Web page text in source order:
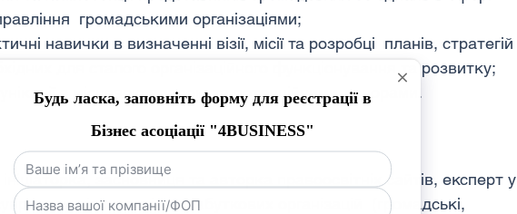
громадськими організаціями;
навички в визначенні візії, місії та розробці  планів, стратегій
для сталого організаційного функціонування та розвитку;
з місцевою владою та потенційними донорами.
ініціаторка, засновниця та авторка правоосвітніх сайтів, експерт у
діяльності неприбуткових організацій  (громадські,